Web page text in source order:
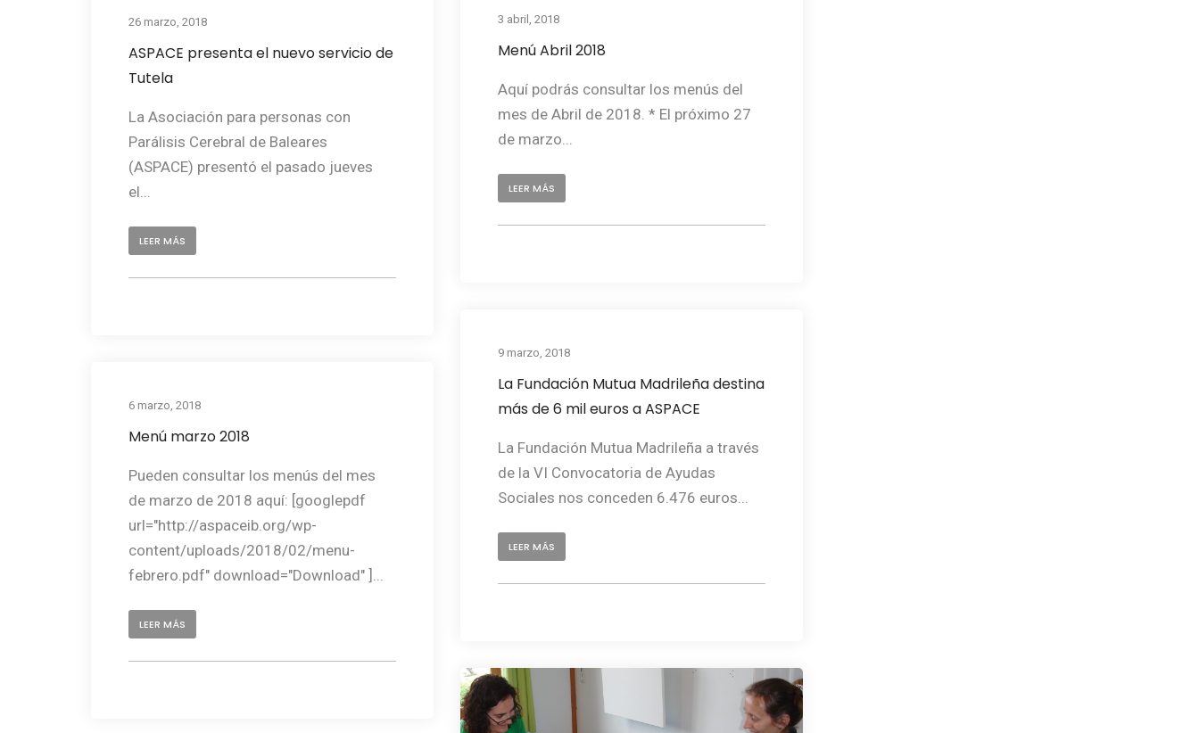
3 abril, 2018
Menú Abril 2018
Aquí podrás consultar los menús del
mes de Abril de 2018. * El próximo 27
de marzo...
LEER MÁS
26 marzo, 2018
ASPACE presenta el nuevo servicio de
Tutela
La Asociación para personas con
Parálisis Cerebral de Baleares
(ASPACE) presentó el pasado jueves
el...
LEER MÁS
9 marzo, 2018
La Fundación Mutua Madrileña destina
más de 6 mil euros a ASPACE
La Fundación Mutua Madrileña a través
de la VI Convocatoria de Ayudas
Sociales nos conceden 6.476 euros...
LEER MÁS
6 marzo, 2018
Menú marzo 2018
Pueden consultar los menús del mes
de marzo de 2018 aquí: [googlepdf
url="http://aspaceib.org/wp-
content/uploads/2018/02/menu-
febrero.pdf" download="Download" ]...
LEER MÁS